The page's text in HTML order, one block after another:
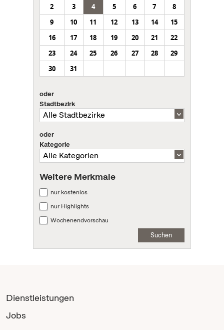
2
3 4 5 6 7
8
9
10 11 12 13 14
15
16
17 18 19 20 21
22
23
24 25 26 27 28
29
30
31
oder
Stadtbezirk
oder
Kategorie
Weitere Merkmale
nur kostenlos
nur Highlights
Wochenendvorschau
Suchen
Dienstleistungen
Jobs